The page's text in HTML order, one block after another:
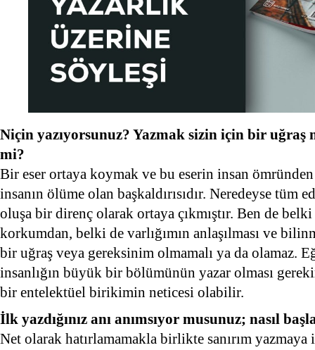
Niçin yazıyorsunuz? Yazmak sizin için bir uğraş
mi?
Bir eser ortaya koymak ve bu eserin insan
insanın ölüme olan başkaldırısıdır. Neredeyse tüm
oluşa bir direnç olarak ortaya çıkmıştır. Ben de
korkumdan, belki de varlığımın anlaşılması ve
bir uğraş veya gereksinim olmamalı ya da olamaz.
insanlığın büyük bir bölümünün yazar olması
bir entelektüel birikimin neticesi olabilir.
İlk yazdığınız anı anımsıyor musunuz; nasıl
Net olarak hatırlamamakla birlikte sanırım